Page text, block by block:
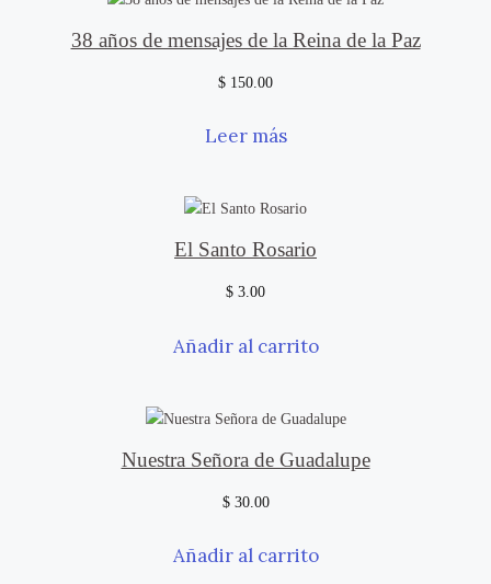
38 años de mensajes de la Reina de la Paz
$ 150.00
Leer más
El Santo Rosario
$ 3.00
Añadir al carrito
Nuestra Señora de Guadalupe
$30.00
Añadir al carrito